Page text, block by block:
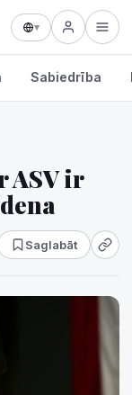
▾
Sabiedrība
ASV ir
Saglabāt